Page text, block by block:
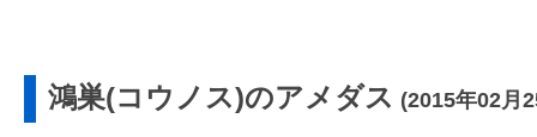
鴻巣(コウノス)のアメダス (2015年02月